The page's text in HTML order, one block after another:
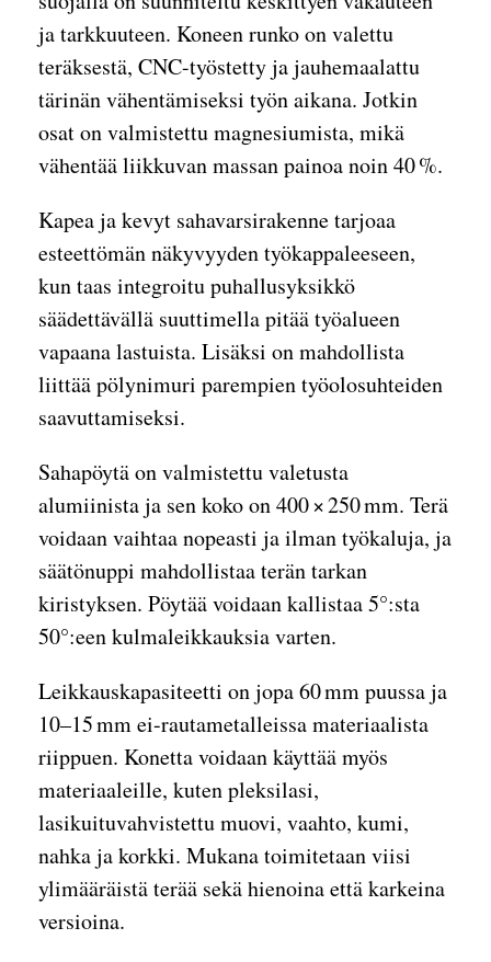
ja tarkkuuteen. Koneen runko on valettu
teräksestä, CNC-työstetty ja jauhemaalattu
tärinän vähentämiseksi työn aikana. Jotkin
osat on valmistettu magnesiumista, mikä
vähentää liikkuvan massan painoa noin 40 %.
Kapea ja kevyt sahavarsirakenne tarjoaa
esteettömän näkyvyyden työkappaleeseen,
kun taas integroitu puhallusyksikkö
säädettävällä suuttimella pitää työalueen
vapaana lastuista. Lisäksi on mahdollista
liittää pölynimuri parempien työolosuhteiden
saavuttamiseksi.
Sahapöytä on valmistettu valetusta
alumiinista ja sen koko on 400 × 250 mm. Terä
voidaan vaihtaa nopeasti ja ilman työkaluja, ja
säätönuppi mahdollistaa terän tarkan
kiristyksen. Pöytää voidaan kallistaa 5°:sta
50°:een kulmaleikkauksia varten.
Leikkauskapasiteetti on jopa 60 mm puussa ja
10–15 mm ei-rautametalleissa materiaalista
riippuen. Konetta voidaan käyttää myös
materiaaleille, kuten pleksilasi,
lasikuituvahvistettu muovi, vaahto, kumi,
nahka ja korkki. Mukana toimitetaan viisi
ylimääräistä terää sekä hienoina että karkeina
versioina.